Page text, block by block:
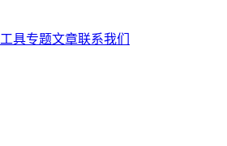
工具专题文章联系我们